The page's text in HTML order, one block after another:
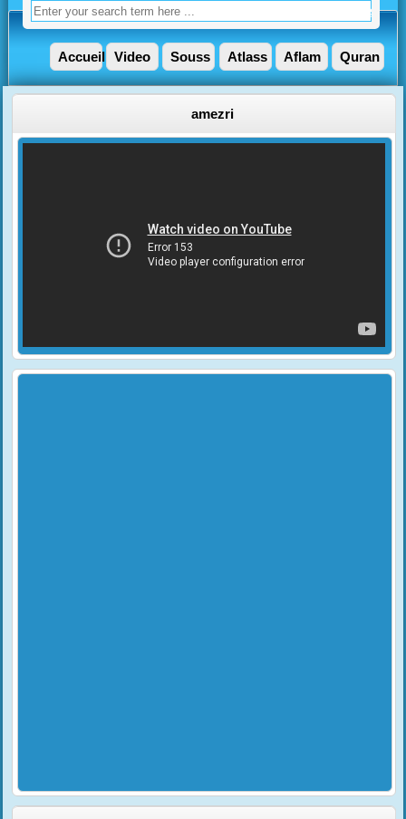
Accueil Video Souss Atlass Aflam Quran
amezri